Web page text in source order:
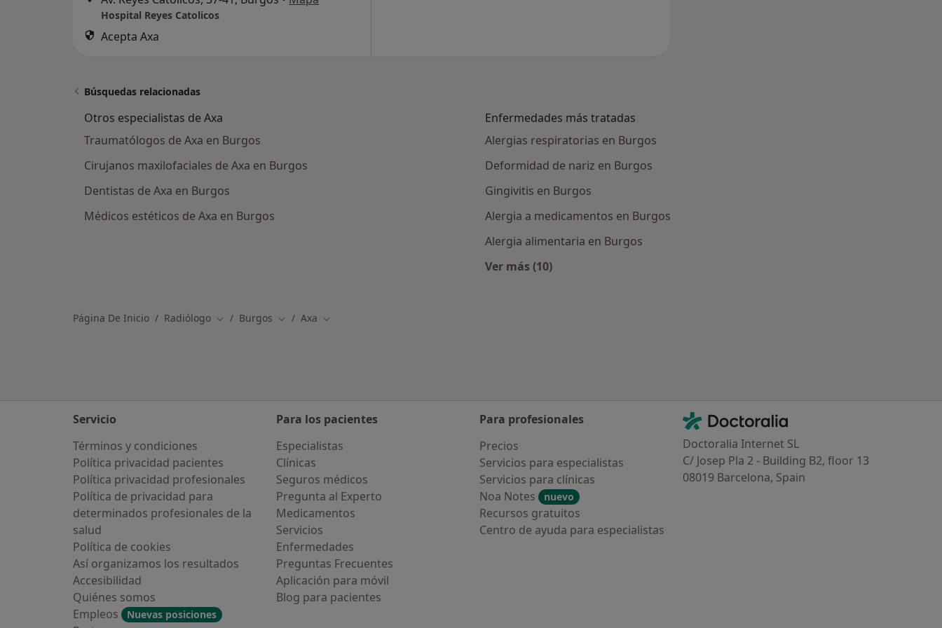
Hospital Reyes Catolicos
Acepta Axa
Búsquedas relacionadas
Otros especialistas de Axa
Traumatólogos de Axa en Burgos
Cirujanos maxilofaciales de Axa en Burgos
Dentistas de Axa en Burgos
Médicos estéticos de Axa en Burgos
Enfermedades más tratadas
Alergias respiratorias en Burgos
Deformidad de nariz en Burgos
Gingivitis en Burgos
Alergia a medicamentos en Burgos
Alergia alimentaria en Burgos
Ver más (10)
Página De Inicio Radiólogo Cambiar de ciudad
Burgos Cambiar de ciudad
Axa Cambiar de ciudad
Servicio
Términos y condiciones
Política privacidad pacientes
Política privacidad profesionales
Política de privacidad para
determinados profesionales de la
salud
Política de cookies
Así organizamos los resultados
Accesibilidad
Quiénes somos
Empleos
Nuevas posiciones
Para los pacientes
Especialistas
Clínicas
Seguros médicos
Pregunta al Experto
Medicamentos
Servicios
Enfermedades
Preguntas Frecuentes
Aplicación para móvil
Blog para pacientes
Para profesionales
Precios
Servicios para especialistas
Servicios para clínicas
Noa Notes
nuevo
Recursos gratuitos
Centro de ayuda para especialistas
Contacto
Doctoralia - Página de inicio
Doctoralia Internet SL
C/ Josep Pla 2 - Building B2, floor 13
08019 Barcelona, Spain
¿Alguna vez has usado una app o
chatbot de IA para hablar sobre un
tema emocional o psicológico?
Sí, varias veces
Sí, una vez